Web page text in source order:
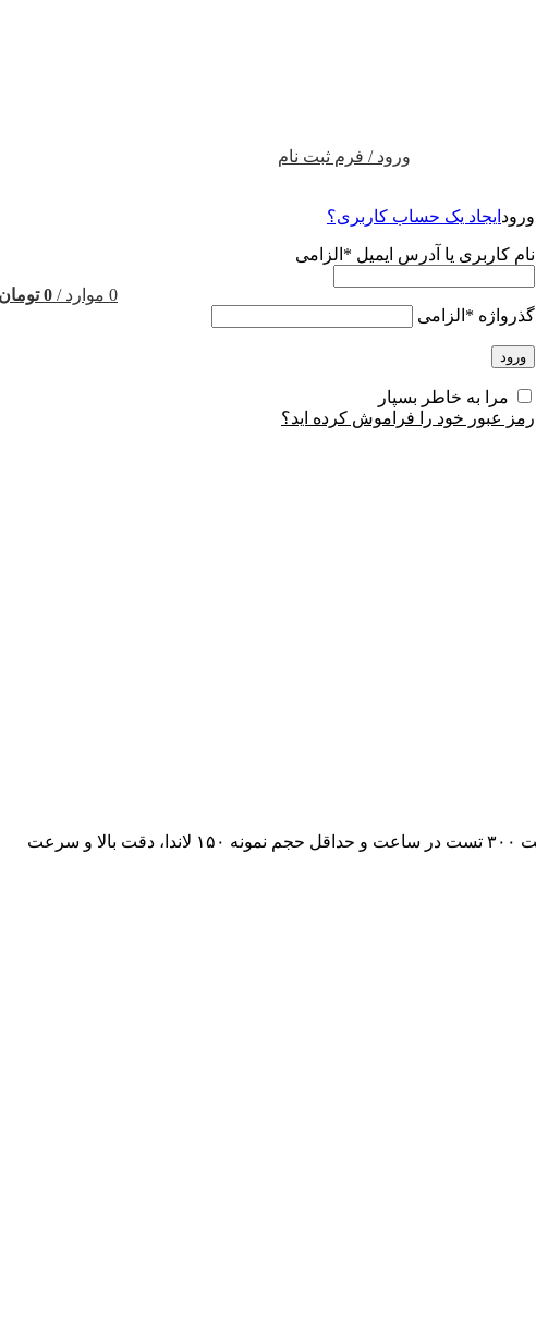
ورود / فرم ثبت نام
ورود ایجاد یک حساب کاربری؟
نام کاربری یا آدرس ایمیل * الزامی
گذرواژه * الزامی
ورود
رمز عبور خود را فراموش کرده اید؟
مرا به خاطر بسپار
0 موارد /
0
Mindray BS 380 یک اتوآنالایزر بیوشیمی فول اتوماتیک و محبوب برای آزمایشگاه‌های با حجم نمونه متوسط است. این دستگاه با ظرفیت ۳۰۰ تست در ساعت و حداقل حجم نمونه ۱۵۰ لاندا، دقت بالا و سرعت